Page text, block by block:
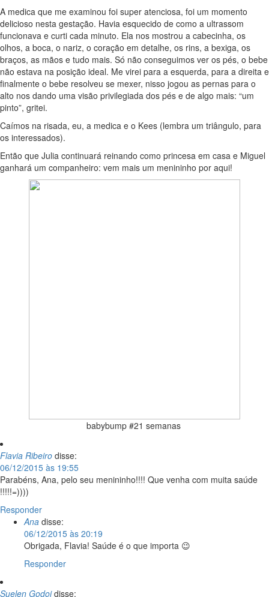
A medica que me examinou foi super atenciosa, foi um momento
delicioso nesta gestação. Havia esquecido de como a ultrassom
funcionava e curti cada minuto. Ela nos mostrou a cabecinha, os
olhos, a boca, o nariz, o coração em detalhe, os rins, a bexiga, os
braços, as mãos e tudo mais. Só não conseguimos ver os pés, o bebe
não estava na posição ideal. Me virei para a esquerda, para a direita e
finalmente o bebe resolveu se mexer, nisso jogou as pernas para o
alto nos dando uma visão privilegiada dos pés e de algo mais: “um
pinto”, gritei.
Caímos na risada, eu, a medica e o Kees (lembra um triângulo, para
os interessados).
Então que Julia continuará reinando como princesa em casa e Miguel
ganhará um companheiro: vem mais um menininho por aqui!
babybump #21 semanas
Flavia Ribeiro disse:
06/12/2015 às 19:55
Parabéns, Ana, pelo seu menininho!!!! Que venha com muita saúde
!!!!!=))))
Responder
Ana disse:
06/12/2015 às 20:19
Obrigada, Flavia! Saúde é o que importa 😉
Responder
Suelen Godoi disse: